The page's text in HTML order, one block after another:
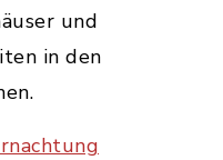
und
in den